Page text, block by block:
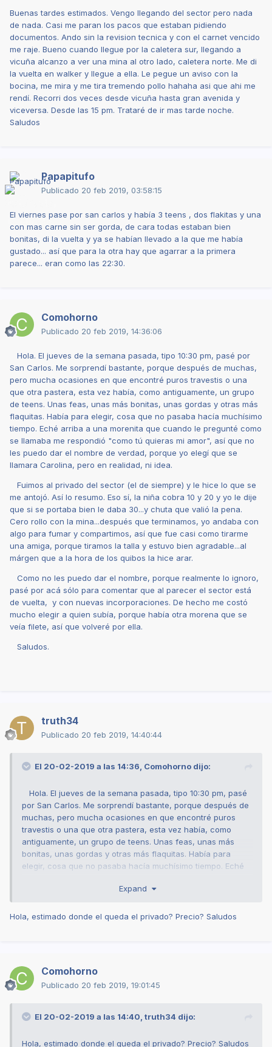
Buenas tardes estimados. Vengo llegando del sector pero nada
de nada. Casi me paran los pacos que estaban pidiendo
documentos. Ando sin la revision tecnica y con el carnet vencido
me raje. Bueno cuando llegue por la caletera sur, llegando a
vicuña alcanzo a ver una mina al otro lado, caletera norte. Me di
la vuelta en walker y llegue a ella. Le pegue un aviso con la
bocina, me mira y me tira tremendo pollo hahaha asi que ahi me
rendí. Recorri dos veces desde vicuña hasta gran avenida y
viceversa. Desde las 15 pm. Trataré de ir mas tarde noche.
Saludos
Papapitufo
Publicado 20 feb 2019, 03:58:15
El viernes pase por san carlos y había 3 teens , dos flakitas y una
con mas carne sin ser gorda, de cara todas estaban bien
bonitas, di la vuelta y ya se habían llevado a la que me había
gustado... así que para la otra hay que agarrar a la primera
parece... eran como las 22:30.
Comohorno
Publicado 20 feb 2019, 14:36:06
Hola. El jueves de la semana pasada, tipo 10:30 pm, pasé por
San Carlos. Me sorprendí bastante, porque después de muchas,
pero mucha ocasiones en que encontré puros travestis o una
que otra pastera, esta vez había, como antiguamente, un grupo
de teens. Unas feas, unas más bonitas, unas gordas y otras más
flaquitas. Había para elegir, cosa que no pasaba hacía muchísimo
tiempo. Eché arriba a una morenita que cuando le pregunté como
se llamaba me respondió "como tú quieras mi amor", así que no
les puedo dar el nombre de verdad, porque yo elegí que se
llamara Carolina, pero en realidad, ni idea.
Fuimos al privado del sector (el de siempre) y le hice lo que se
me antojó. Así lo resumo. Eso sí, la niña cobra 10 y 20 y yo le dije
que si se portaba bien le daba 30...y chuta que valió la pena.
Cero rollo con la mina...después que terminamos, yo andaba con
algo para fumar y compartimos, así que fue casi como tirarme
una amiga, porque tiramos la talla y estuvo bien agradable...al
márgen que a la hora de los quibos la hice arar.
Como no les puedo dar el nombre, porque realmente lo ignoro,
pasé por acá sólo para comentar que al parecer el sector está
de vuelta, y con nuevas incorporaciones. De hecho me costó
mucho elegir a quien subía, porque había otra morena que se
veía filete, así que volveré por ella.
Saludos.
truth34
Publicado 20 feb 2019, 14:40:44
El 20-02-2019 a las 14:36, Comohorno dijo:
Hola. El jueves de la semana pasada, tipo 10:30 pm, pasé
por San Carlos. Me sorprendí bastante, porque después de
muchas, pero mucha ocasiones en que encontré puros
travestis o una que otra pastera, esta vez había, como
antiguamente, un grupo de teens. Unas feas, unas más
bonitas, unas gordas y otras más flaquitas. Había para
elegir, cosa que no pasaba hacía muchísimo tiempo. Eché
llamaba me respondió "como tú quieras mi amor", así que
se llamara Carolina, pero en realidad, ni idea.
que valió la pena. Cero rollo con la mina...después que
terminamos, yo andaba con algo para fumar y
que a la hora de los quibos la hice arar.
Como no les puedo dar el nombre, porque realmente lo
Expand
Hola, estimado donde el queda el privado? Precio? Saludos
Comohorno
Publicado 20 feb 2019, 19:01:45
El 20-02-2019 a las 14:40, truth34 dijo:
Hola, estimado donde el queda el privado? Precio? Saludos